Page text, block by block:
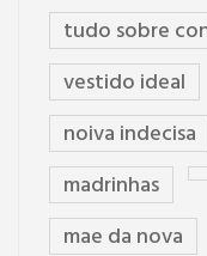
tudo sobre
vestido ideal
noiva indecisa
madrinhas
mae da nova